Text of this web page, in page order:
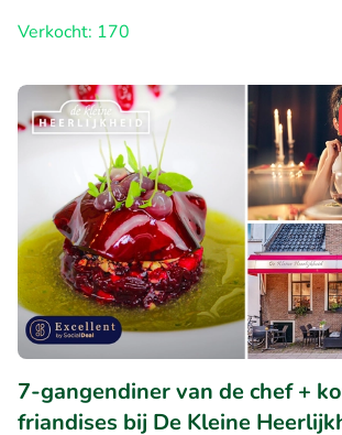
Verkocht: 170
7-gangendiner van de chef +
friandises bij De Kleine